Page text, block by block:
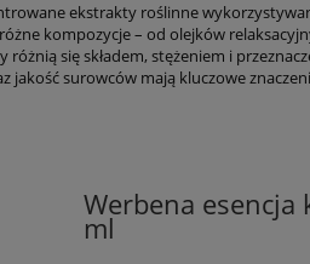
ekstrakty roślinne
kompozycje – od olejków
różnią się składem, stężeniem i
jakość surowców mają kluczowe
Werbena esencja
ml